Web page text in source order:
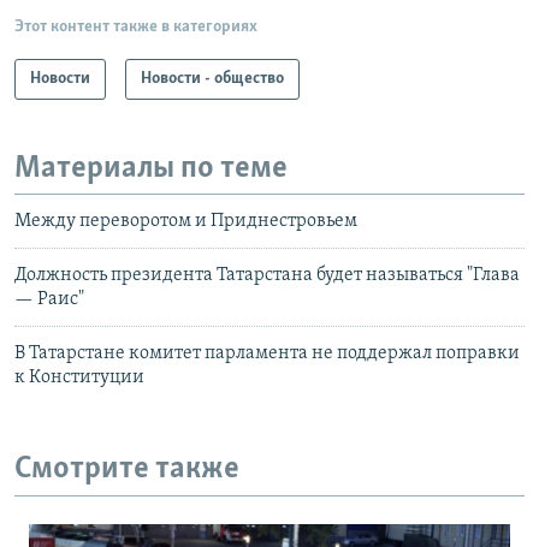
Этот контент также в категориях
Новости Новости - общество
Материалы по теме
Между переворотом и Приднестровьем
Должность президента Татарстана будет называться "Глава
— Раис"
В Татарстане комитет парламента не поддержал поправки
к Конституции
Смотрите также